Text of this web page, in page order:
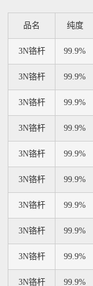
品名 纯度
3N铬杆 99.9%
3N铬杆 99.9%
3N铬杆 99.9%
3N铬杆 99.9%
3N铬杆 99.9%
3N铬杆 99.9%
3N铬杆 99.9%
3N铬杆 99.9%
3N铬杆 99.9%
3N铬杆 99.9%